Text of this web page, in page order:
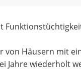
von Häusern mit
Jahre wiederholt